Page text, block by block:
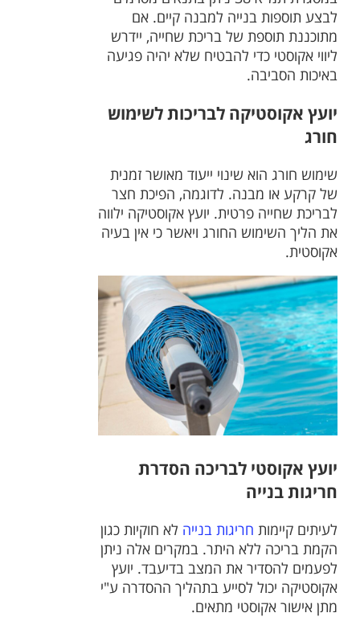
לבצע תוספות בנייה למבנה קיים. אם
מתוכננת תוספת של בריכת שחייה, יידרש
ליווי אקוסטי כדי להבטיח שלא יהיה פגיעה
באיכות הסביבה.
יועץ אקוסטיקה לבריכות לשימוש
חורג
שימוש חורג הוא שינוי ייעוד מאושר זמנית
של קרקע או מבנה. לדוגמה, הפיכת חצר
לבריכת שחייה פרטית. יועץ אקוסטיקה ילווה
את הליך השימוש החורג ויאשר כי אין בעיה
אקוסטית.
יועץ אקוסטי לבריכה הסדרת
חריגות בנייה
לעיתים קיימות חריגות בנייה לא חוקיות כגון
הקמת בריכה ללא היתר. במקרים אלה ניתן
לפעמים להסדיר את המצב בדיעבד. יועץ
אקוסטיקה יכול לסייע בתהליך ההסדרה ע"י
מתן אישור אקוסטי מתאים.